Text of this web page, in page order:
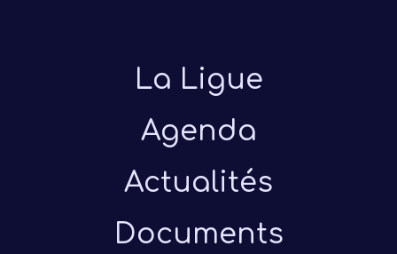
La Ligue
Agenda
Actualités
Documents